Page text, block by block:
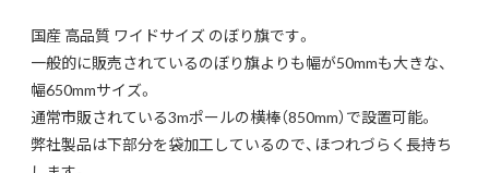
国産 高品質 ワイドサイズ のぼり旗です。
一般的に販売されているのぼり旗よりも幅が50mmも大きな、
幅650mmサイズ。
通常市販されている3mポールの横棒（850mm）で設置可能。
弊社製品は下部分を袋加工しているので、ほつれづらく長持ち